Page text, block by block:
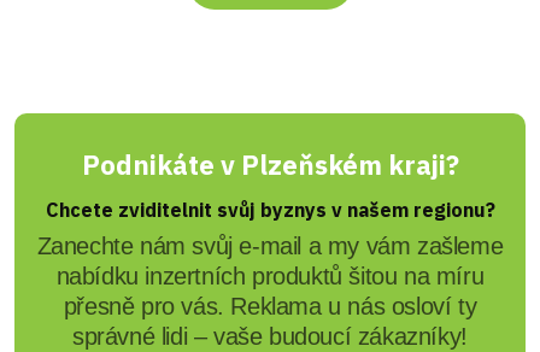
Podnikáte v Plzeňském kraji?
Chcete zviditelnit svůj byznys v našem regionu?
Zanechte nám svůj e-mail a my vám zašleme
nabídku inzertních produktů šitou na míru
přesně pro vás. Reklama u nás osloví ty
správné lidi – vaše budoucí zákazníky!